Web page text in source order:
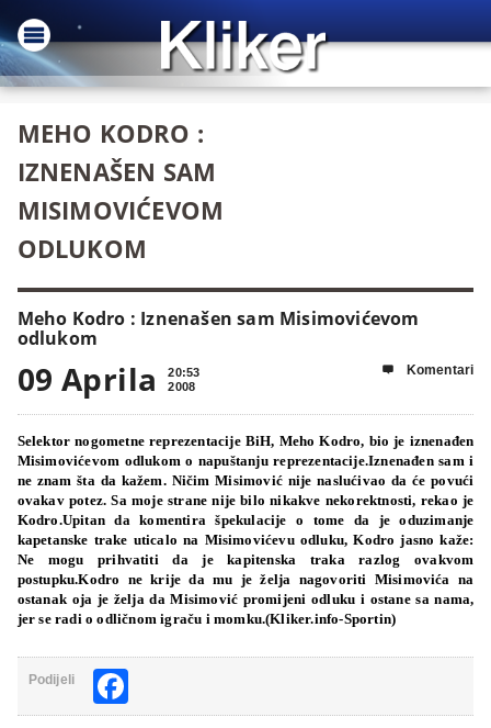
MEHO KODRO :
IZNENAŠEN SAM
MISIMOVIĆEVOM
ODLUKOM
Meho Kodro : Iznenašen sam Misimovićevom
odlukom
09 Aprila
20:53
2008
 Komentari
Selektor nogometne reprezentacije BiH, Meho Kodro, bio je iznenađen
Misimovićevom odlukom o napuštanju reprezentacije.Iznenađen sam i
ne znam šta da kažem. Ničim Misimović nije naslućivao da će povući
ovakav potez. Sa moje strane nije bilo nikakve nekorektnosti, rekao je
Kodro.Upitan da komentira špekulacije o tome da je oduzimanje
kapetanske trake uticalo na Misimovićevu odluku, Kodro jasno kaže:
Ne mogu prihvatiti da je kapitenska traka razlog ovakvom
postupku.Kodro ne krije da mu je želja nagovoriti Misimovića na
ostanak oja je želja da Misimović promijeni odluku i ostane sa nama,
jer se radi o odličnom igraču i momku.(Kliker.info-Sportin)
Podijeli